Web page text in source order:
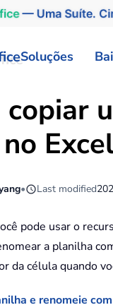
— Uma Suíte.
Soluções
copiar
• Last modified
pode usar o
a planilha
da célula quando
e renomeie